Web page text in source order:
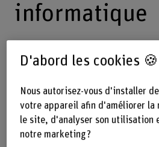
informatique
13.09.2021 Les
peuvent effectuer des
fastidieuses et
place des humains.
cependant, les robots
D'abord les cookies 🍪
Nous autorisez-vous d'installer
votre appareil afin d'améliorer la
le site, d'analyser son utilisation
notre marketing ?